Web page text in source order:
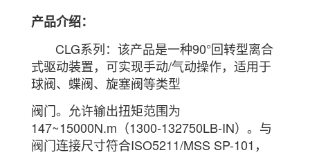
产品介绍：
CLG系列：该产品是一种90°回转型离合
式驱动装置，可实现手动/气动操作，适用于
球阀、蝶阀、旋塞阀等类型
阀门。允许输出扭矩范围为
147~15000N.m （1300-132750LB-IN）。与
阀门连接尺寸符合ISO5211/MSS SP-101 ，